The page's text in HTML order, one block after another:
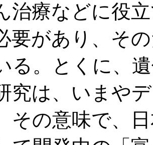
治療などに役
要があり、そ
る。とくに、
究は、いまや
その意味で、